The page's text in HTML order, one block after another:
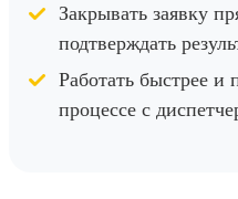
Закрывать заявку
подтверждать
Работать быстрее и
процессе с